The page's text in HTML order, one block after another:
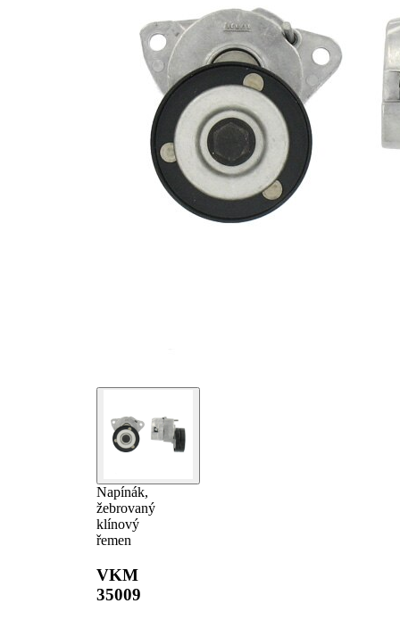
Napínák,
žebrovaný
klínový
řemen
VKM
35009